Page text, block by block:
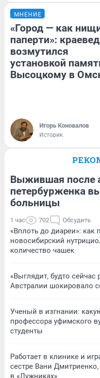
МНЕНИЕ
«Город — как
паперти»: краевед
возмутился
установкой
Высоцкому в
Игорь Коновалов
Историк
Выжившая после
петербурженка
больницы
1 час 702 Обсудить
«Вплоть до диареи»: как
новосибирский
количество чашек
«Выглядит, будто сейчас
Австралии шокировало
Ученый в изгнании:
профессора уфимского
студенты
Работает в клинике и
сестре Вани
в «Лужниках»